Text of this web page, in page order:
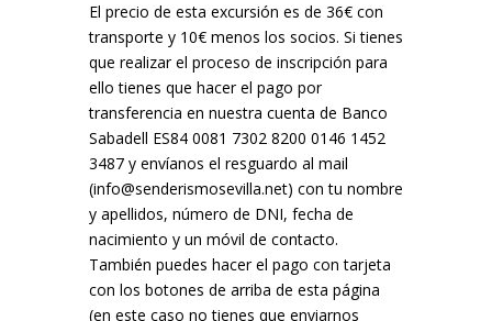
El precio de esta excursión es de 36€ con
transporte y 10€ menos los socios. Si tienes
que realizar el proceso de inscripción para
ello tienes que hacer el pago por
transferencia en nuestra cuenta de Banco
Sabadell ES84 0081 7302 8200 0146 1452
3487 y envíanos el resguardo al mail
(info@senderismosevilla.net) con tu nombre
y apellidos, número de DNI, fecha de
nacimiento y un móvil de contacto.
También puedes hacer el pago con tarjeta
con los botones de arriba de esta página
(en este caso no tienes que enviarnos